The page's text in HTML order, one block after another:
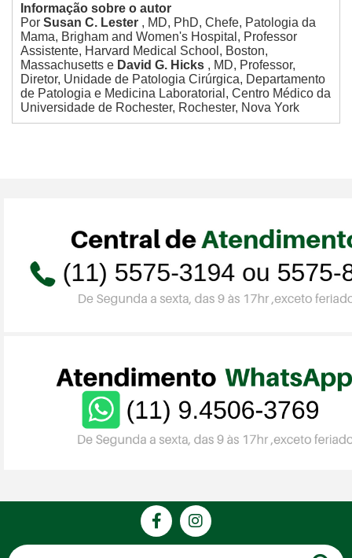
Informação sobre o autor
Por Susan C. Lester , MD, PhD, Chefe, Patologia da
Mama, Brigham and Women's Hospital, Professor
Assistente, Harvard Medical School, Boston,
Massachusetts e David G. Hicks , MD, Professor,
Diretor, Unidade de Patologia Cirúrgica, Departamento
de Patologia e Medicina Laboratorial, Centro Médico da
Universidade de Rochester, Rochester, Nova York